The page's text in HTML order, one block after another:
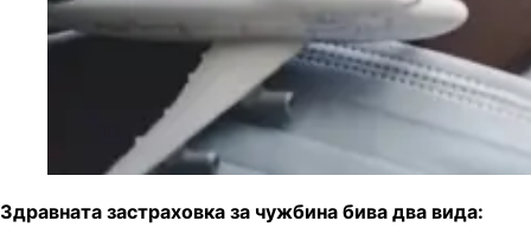
Здравната застраховка за чужбина бива два вида: